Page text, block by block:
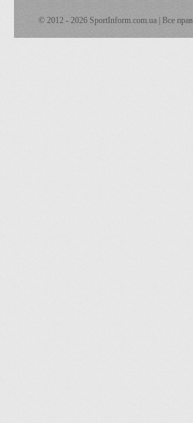
© 2012 - 2026 SportInform.com.ua | Все